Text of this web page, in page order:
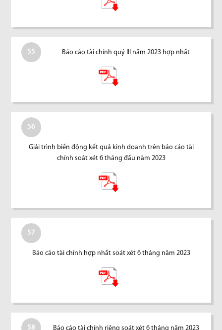
55 Báo cáo tài chính quý III năm 2023 hợp nhất
56
Giải trình biến động kết quả kinh doanh trên báo cáo tài
chính soát xét 6 tháng đầu năm 2023
57
Báo cáo tài chính hợp nhất soát xét 6 tháng năm 2023
58 Báo cáo tài chính riêng soát xét 6 tháng năm 2023